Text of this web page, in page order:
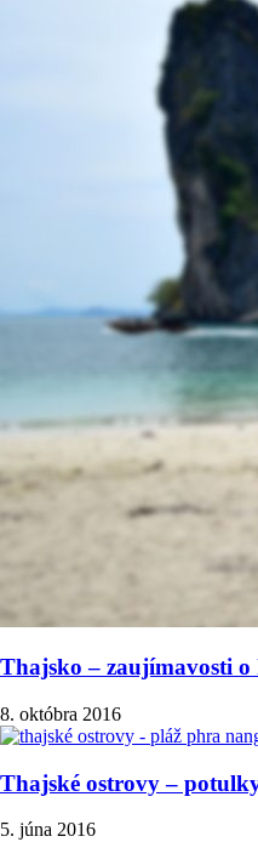
Thajsko – zaujímavosti
8. októbra 2016
Thajské ostrovy –
5. júna 2016